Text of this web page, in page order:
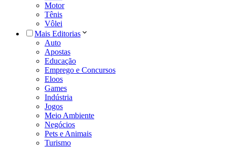
Motor
Tênis
Vôlei
Mais Editorias
Auto
Apostas
Educação
Emprego e Concursos
Eloos
Games
Indústria
Jogos
Meio Ambiente
Negócios
Pets e Animais
Turismo